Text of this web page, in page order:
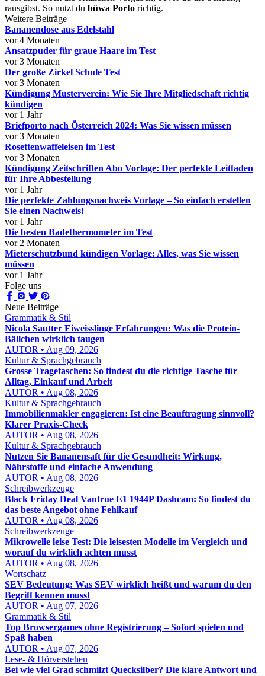
rausgibst. So nutzt du büwa Porto richtig.
Weitere Beiträge
Bananendose aus Edelstahl
vor 4 Monaten
Ansatzpuder für graue Haare im Test
vor 3 Monaten
Der große Zirkel Schule Test
vor 3 Monaten
Kündigung Musterverein: Wie Sie Ihre Mitgliedschaft richtig
kündigen
vor 1 Jahr
Briefporto nach Österreich 2024: Was Sie wissen müssen
vor 3 Monaten
Rosettenwaffeleisen im Test
vor 3 Monaten
Kündigung Zeitschriften Abo Vorlage: Der perfekte Leitfaden
für Ihre Abbestellung
vor 1 Jahr
Die perfekte Zahlungsnachweis Vorlage – So einfach erstellen
Sie einen Nachweis!
vor 1 Jahr
Die besten Badethermometer im Test
vor 2 Monaten
Mieterschutzbund kündigen Vorlage: Alles, was Sie wissen
müssen
vor 1 Jahr
Folge uns
Neue Beiträge
Grammatik & Stil
Nicola Sautter Eiweisslinge Erfahrungen: Was die Protein-
Bällchen wirklich taugen
AUTOR • Aug 09, 2026
Kultur & Sprachgebrauch
Grosse Tragetaschen: So findest du die richtige Tasche für
Alltag, Einkauf und Arbeit
AUTOR • Aug 08, 2026
Kultur & Sprachgebrauch
Immobilienmakler engagieren: Ist eine Beauftragung sinnvoll?
Klarer Praxis-Check
AUTOR • Aug 08, 2026
Kultur & Sprachgebrauch
Nutzen Sie Bananensaft für die Gesundheit: Wirkung,
Nährstoffe und einfache Anwendung
AUTOR • Aug 08, 2026
Schreibwerkzeuge
Black Friday Deal Vantrue E1 1944P Dashcam: So findest du
das beste Angebot ohne Fehlkauf
AUTOR • Aug 08, 2026
Schreibwerkzeuge
Mikrowelle leise Test: Die leisesten Modelle im Vergleich und
worauf du wirklich achten musst
AUTOR • Aug 08, 2026
Wortschatz
SEV Bedeutung: Was SEV wirklich heißt und warum du den
Begriff kennen musst
AUTOR • Aug 07, 2026
Grammatik & Stil
Top Browsergames ohne Registrierung – Sofort spielen und
Spaß haben
AUTOR • Aug 07, 2026
Lese- & Hörverstehen
Bei wie viel Grad schmilzt Quecksilber? Die klare Antwort und